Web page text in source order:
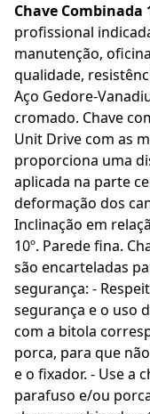
Chave Combinada
profissional
manutenção,
qualidade,
Aço Gedore-
cromado. Chave
Unit Drive com as
proporciona uma
aplicada na parte
deformação dos
Inclinação em
10º. Parede fina.
são encarteladas
segurança: -
segurança e o uso
com a bitola
porca, para que
e o fixador. - Use a
parafuso e/ou